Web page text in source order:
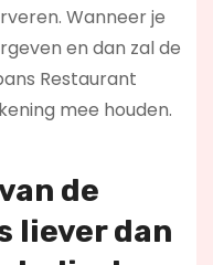
Wanneer je
en dan zal de
Restaurant
mee houden.
de
liever dan